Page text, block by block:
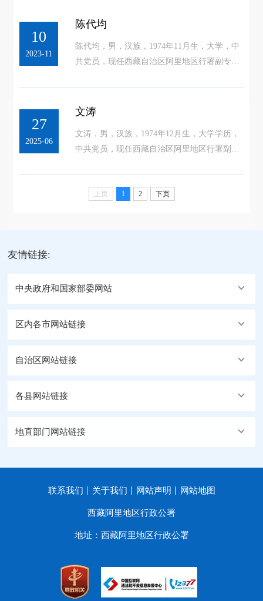
10
2023-11
陈代均
陈代均，男，汉族，1974年11月生，大学，中
共党员，现任西藏自治区阿里地区行署副专
27
2025-06
文涛
文涛，男，汉族，1974年12月生，大学学历，
中共党员，现任西藏自治区阿里地区行署副专
上页 1 2 下页
友情链接:
中央政府和国家部委网站
区内各市网站链接
自治区网站链接
各县网站链接
地直部门网站链接
联系我们 关于我们 网站声明 网站地图
西藏阿里地区行政公署
地址：西藏阿里地区行政公署